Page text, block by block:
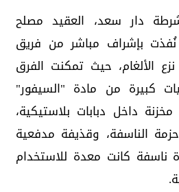
دار سعد، العقيد مصلح
نُفذت بإشراف مباشر من فريق
نزع الألغام، حيث تمكنت الفرق
كبيرة من مادة "السيفور"
داخل دبابات بلاستيكية،
الناسفة، وقذيفة مدفعية
ناسفة كانت معدة للاستخدام